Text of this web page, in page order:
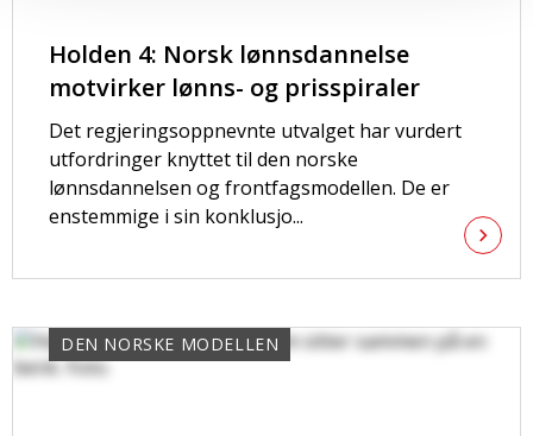
Holden 4: Norsk lønnsdannelse
motvirker lønns- og prisspiraler
Det regjeringsoppnevnte utvalget har vurdert
utfordringer knyttet til den norske
lønnsdannelsen og frontfagsmodellen. De er
enstemmige i sin konklusjo...
DEN NORSKE MODELLEN